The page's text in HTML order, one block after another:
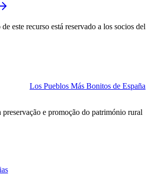
este recurso está reservado a los socios del
Los Pueblos Más Bonitos de España
preservação e promoção do património rural